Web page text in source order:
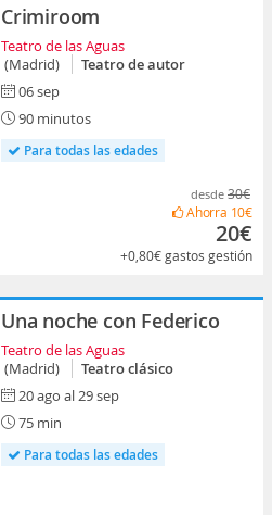
Crimiroom
Teatro de las Aguas
(Madrid)
Teatro de autor
06 sep
90 minutos
Para todas las edades
desde 30€
Ahorra 10€
20€
+0,80€gastos gestión
Una noche con Federico
Teatro de las Aguas
(Madrid)
Teatro clásico
20 ago al 29 sep
75 min
Para todas las edades